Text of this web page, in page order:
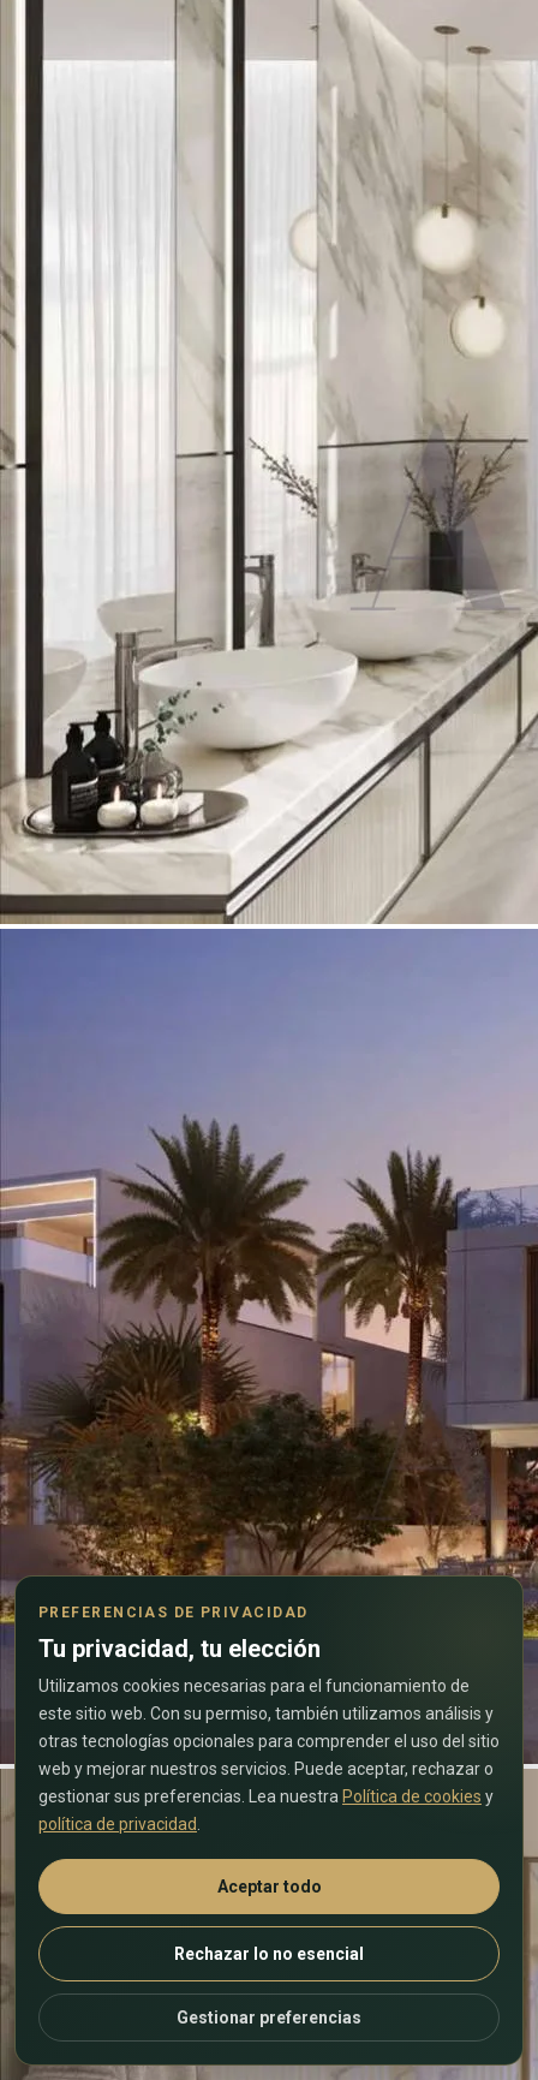
PREFERENCIAS DE PRIVACIDAD
Tu privacidad, tu elección
Utilizamos cookies necesarias para el funcionamiento de
este sitio web. Con su permiso, también utilizamos análisis y
otras tecnologías opcionales para comprender el uso del sitio
web y mejorar nuestros servicios. Puede aceptar, rechazar o
gestionar sus preferencias. Lea nuestra Política de cookies y
política de privacidad
Aceptar todo
Rechazar lo no esencial
Gestionar preferencias